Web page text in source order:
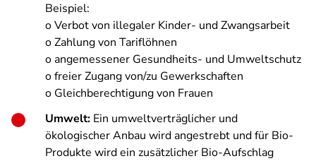
Beispiel:
o Verbot von illegaler Kinder- und Zwangsarbeit
o Zahlung von Tariflöhnen
o angemessener Gesundheits- und Umweltschutz
o freier Zugang von/zu Gewerkschaften
o Gleichberechtigung von Frauen
Umwelt: Ein umweltverträglicher und
ökologischer Anbau wird angestrebt und für Bio-
Produkte wird ein zusätzlicher Bio-Aufschlag